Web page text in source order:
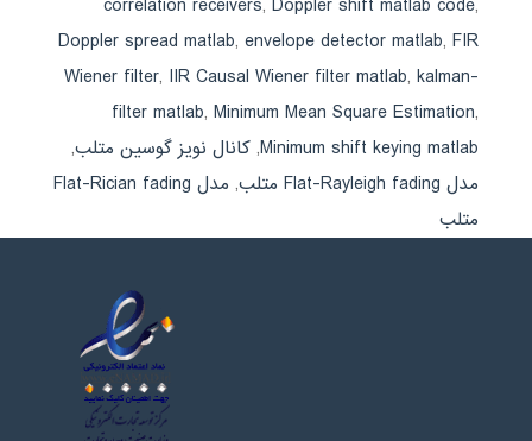
Doppler spread matlab,envelope detector matlab,FIR
Wiener filter, IIR Causal Wiener filter matlab,kalman-
filter matlab,Minimum Mean Square Estimation,
Minimum shift keying matlab
, کانال نویز گوسین متلب,
مدل Flat-Rayleigh fading متلب
,
مدل Flat-Rician fading
متلب